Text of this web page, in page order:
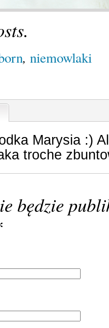
, niemowlaki
Marysia :)
troche
będzie